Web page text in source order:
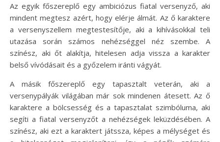
Az egyik főszereplő egy ambiciózus fiatal versenyző, aki
mindent megtesz azért, hogy elérje álmát. Az ő karaktere
a versenyszellem megtestesítője, aki a kihívásokkal teli
utazása során számos nehézséggel néz szembe. A
színész, aki őt alakítja, hitelesen adja vissza a karakter
belső vívódásait és a győzelem iránti vágyát.
A másik főszereplő egy tapasztalt veterán, aki a
versenypályák világában már sok mindenen átesett. Az ő
karaktere a bölcsesség és a tapasztalat szimbóluma, aki
segíti a fiatal versenyzőt a nehézségek leküzdésében. A
színész, aki ezt a karaktert játssza, képes a mélységet és